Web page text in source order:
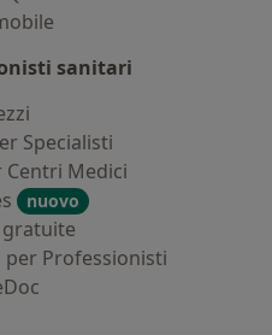
sanitari
Specialisti
Centri Medici
nuovo
gratuite
per Professionisti